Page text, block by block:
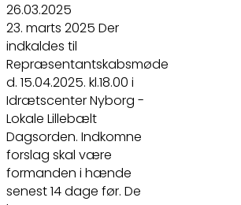
26.03.2025
23. marts 2025 Der
indkaldes til
Repræsentantskabsmøde
d. 15.04.2025. kl.18.00 i
Idrætscenter Nyborg -
Lokale Lillebælt
Dagsorden. Indkomne
forslag skal være
formanden i hænde
senest 14 dage før. De